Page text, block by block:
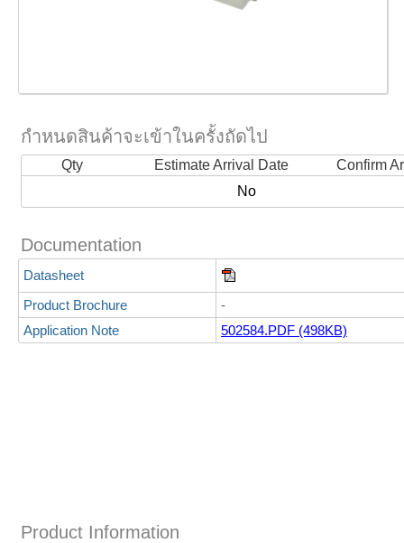
กำหนดสินค้าจะเข้าในครั้งถัดไป
Qty Estimate Arrival Date
Confirm
No
Documentation
Datasheet
Product Brochure
-
Application Note
502584.PDF (498KB)
Product Information